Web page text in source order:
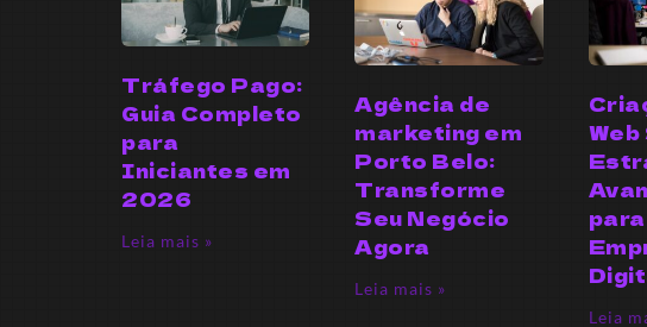
Tráfego Pago:
Guia Completo
para
Iniciantes em
2026
Leia mais »
Agência de
marketing em
Porto Belo:
Transforme
Seu Negócio
Agora
Leia mais »
para
Leia